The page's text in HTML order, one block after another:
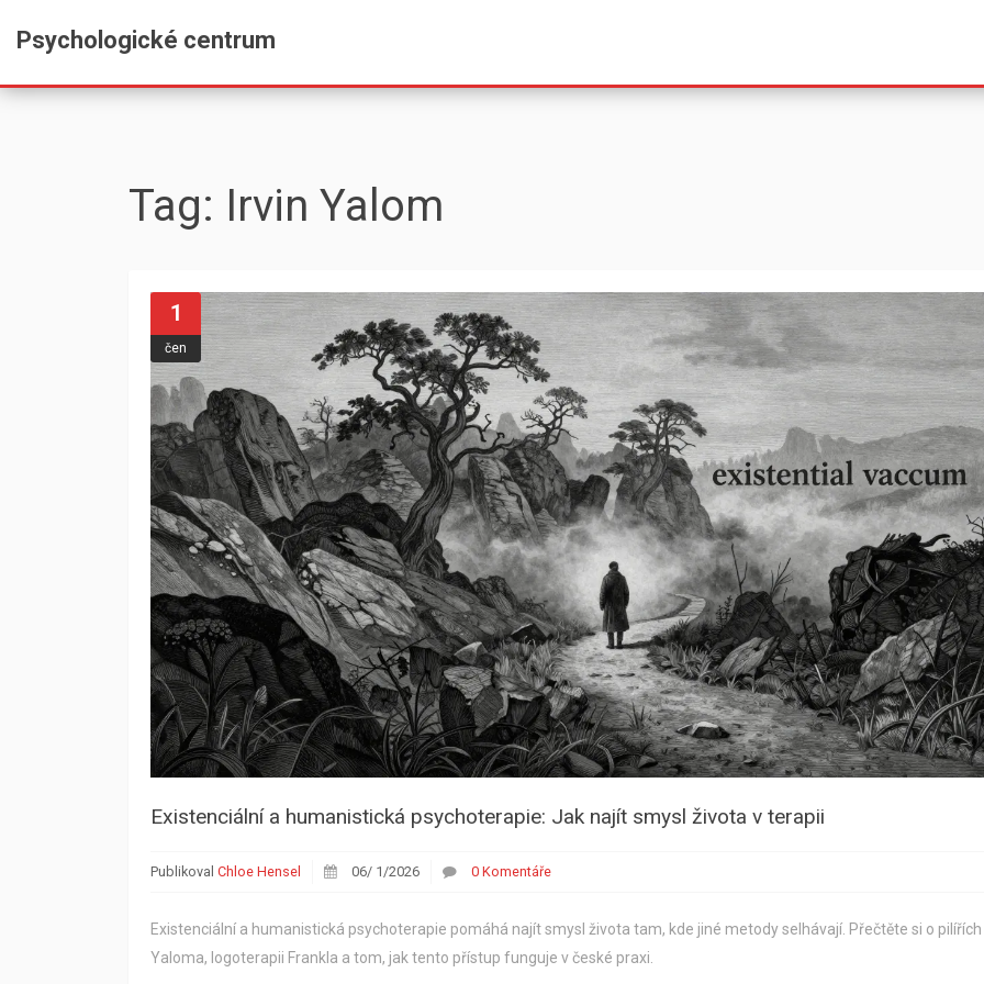
Psychologické centrum
Tag: Irvin Yalom
1
čen
Existenciální a humanistická psychoterapie: Jak najít smysl života v terapii
Publikoval Chloe Hensel 06/ 1/2026 0 Komentáře
Existenciální a humanistická psychoterapie pomáhá najít smysl života tam, kde jiné metody selhávají. Přečtěte si o pilířích
Yaloma, logoterapii Frankla a tom, jak tento přístup funguje v české praxi.